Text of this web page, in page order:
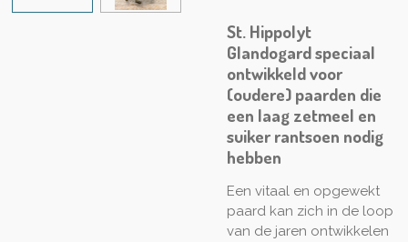
St. Hippolyt
Glandogard speciaal
ontwikkeld voor
(oudere) paarden die
een laag zetmeel en
suiker rantsoen nodig
hebben
Een vitaal en opgewekt
paard kan zich in de loop
van de jaren ontwikkelen